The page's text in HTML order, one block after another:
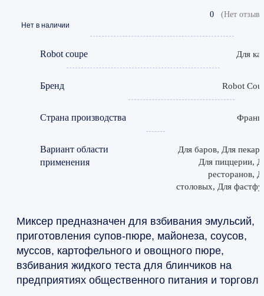
0 (Нет
Нет в наличии
Robot coupe Для
Бренд Robot
Страна производства
Вариант области
применения
Для баров, Для
Для пиццерии,
ресторанов,
столовых, Для
Миксер предназначен для взбивания эмульсий,
приготовления супов-пюре, майонеза, соусов,
муссов, картофельного и овощного пюре,
взбивания жидкого теста для блинчиков на
предприятиях общественного питания и